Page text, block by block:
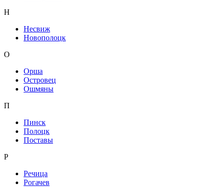
Н
Несвиж
Новополоцк
О
Орша
Островец
Ошмяны
П
Пинск
Полоцк
Поставы
Р
Речица
Рогачев